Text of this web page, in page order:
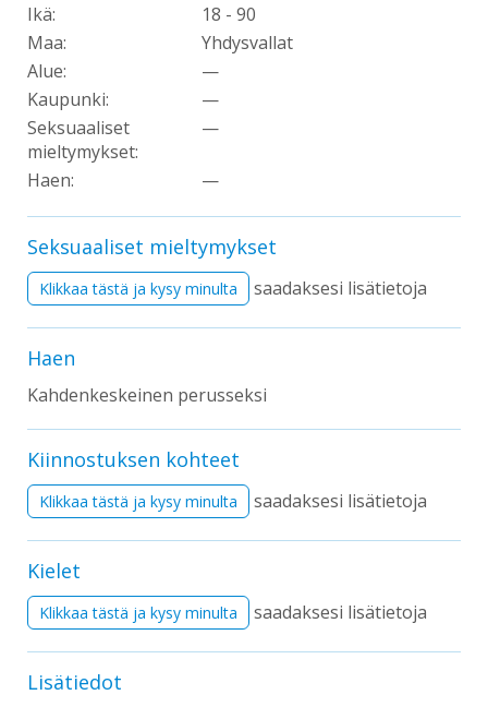
Ikä:
18 - 90
Maa:
Yhdysvallat
Alue:
—
Kaupunki:
—
Seksuaaliset
mieltymykset:
—
Haen: —
Seksuaaliset mieltymykset
Klikkaa tästä ja kysy minulta saadaksesi lisätietoja
Haen
Kahdenkeskeinen perusseksi
Kiinnostuksen kohteet
Klikkaa tästä ja kysy minulta saadaksesi lisätietoja
Kielet
Klikkaa tästä ja kysy minulta saadaksesi lisätietoja
Lisätiedot